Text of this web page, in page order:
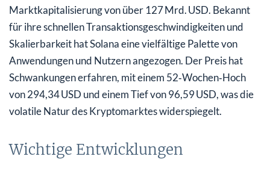
Marktkapitalisierung von über 127 Mrd. USD. Bekannt
für ihre schnellen Transaktionsgeschwindigkeiten und
Skalierbarkeit hat Solana eine vielfältige Palette von
Anwendungen und Nutzern angezogen. Der Preis hat
Schwankungen erfahren, mit einem 52‑Wochen‑Hoch
von 294,34 USD und einem Tief von 96,59 USD, was die
volatile Natur des Kryptomarktes widerspiegelt.
Wichtige Entwicklungen